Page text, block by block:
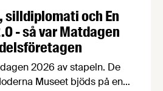
och En
- så var Matdagen
2026 av stapeln. De
Museet bjöds på en